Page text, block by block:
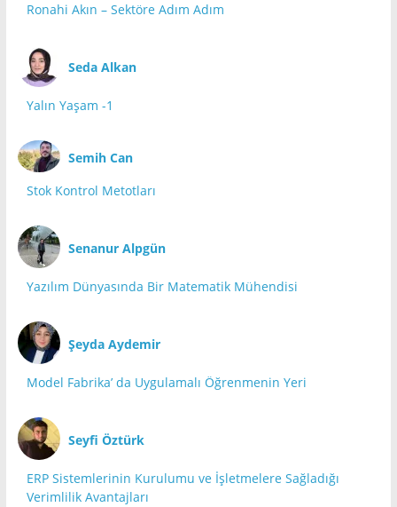
Ronahi Akın – Sektöre Adım Adım
Seda Alkan
Yalın Yaşam -1
Semih Can
Stok Kontrol Metotları
Senanur Alpgün
Yazılım Dünyasında Bir Matematik Mühendisi
Şeyda Aydemir
Model Fabrika’ da Uygulamalı Öğrenmenin Yeri
Seyfi Öztürk
ERP Sistemlerinin Kurulumu ve İşletmelere Sağladığı
Verimlilik Avantajları